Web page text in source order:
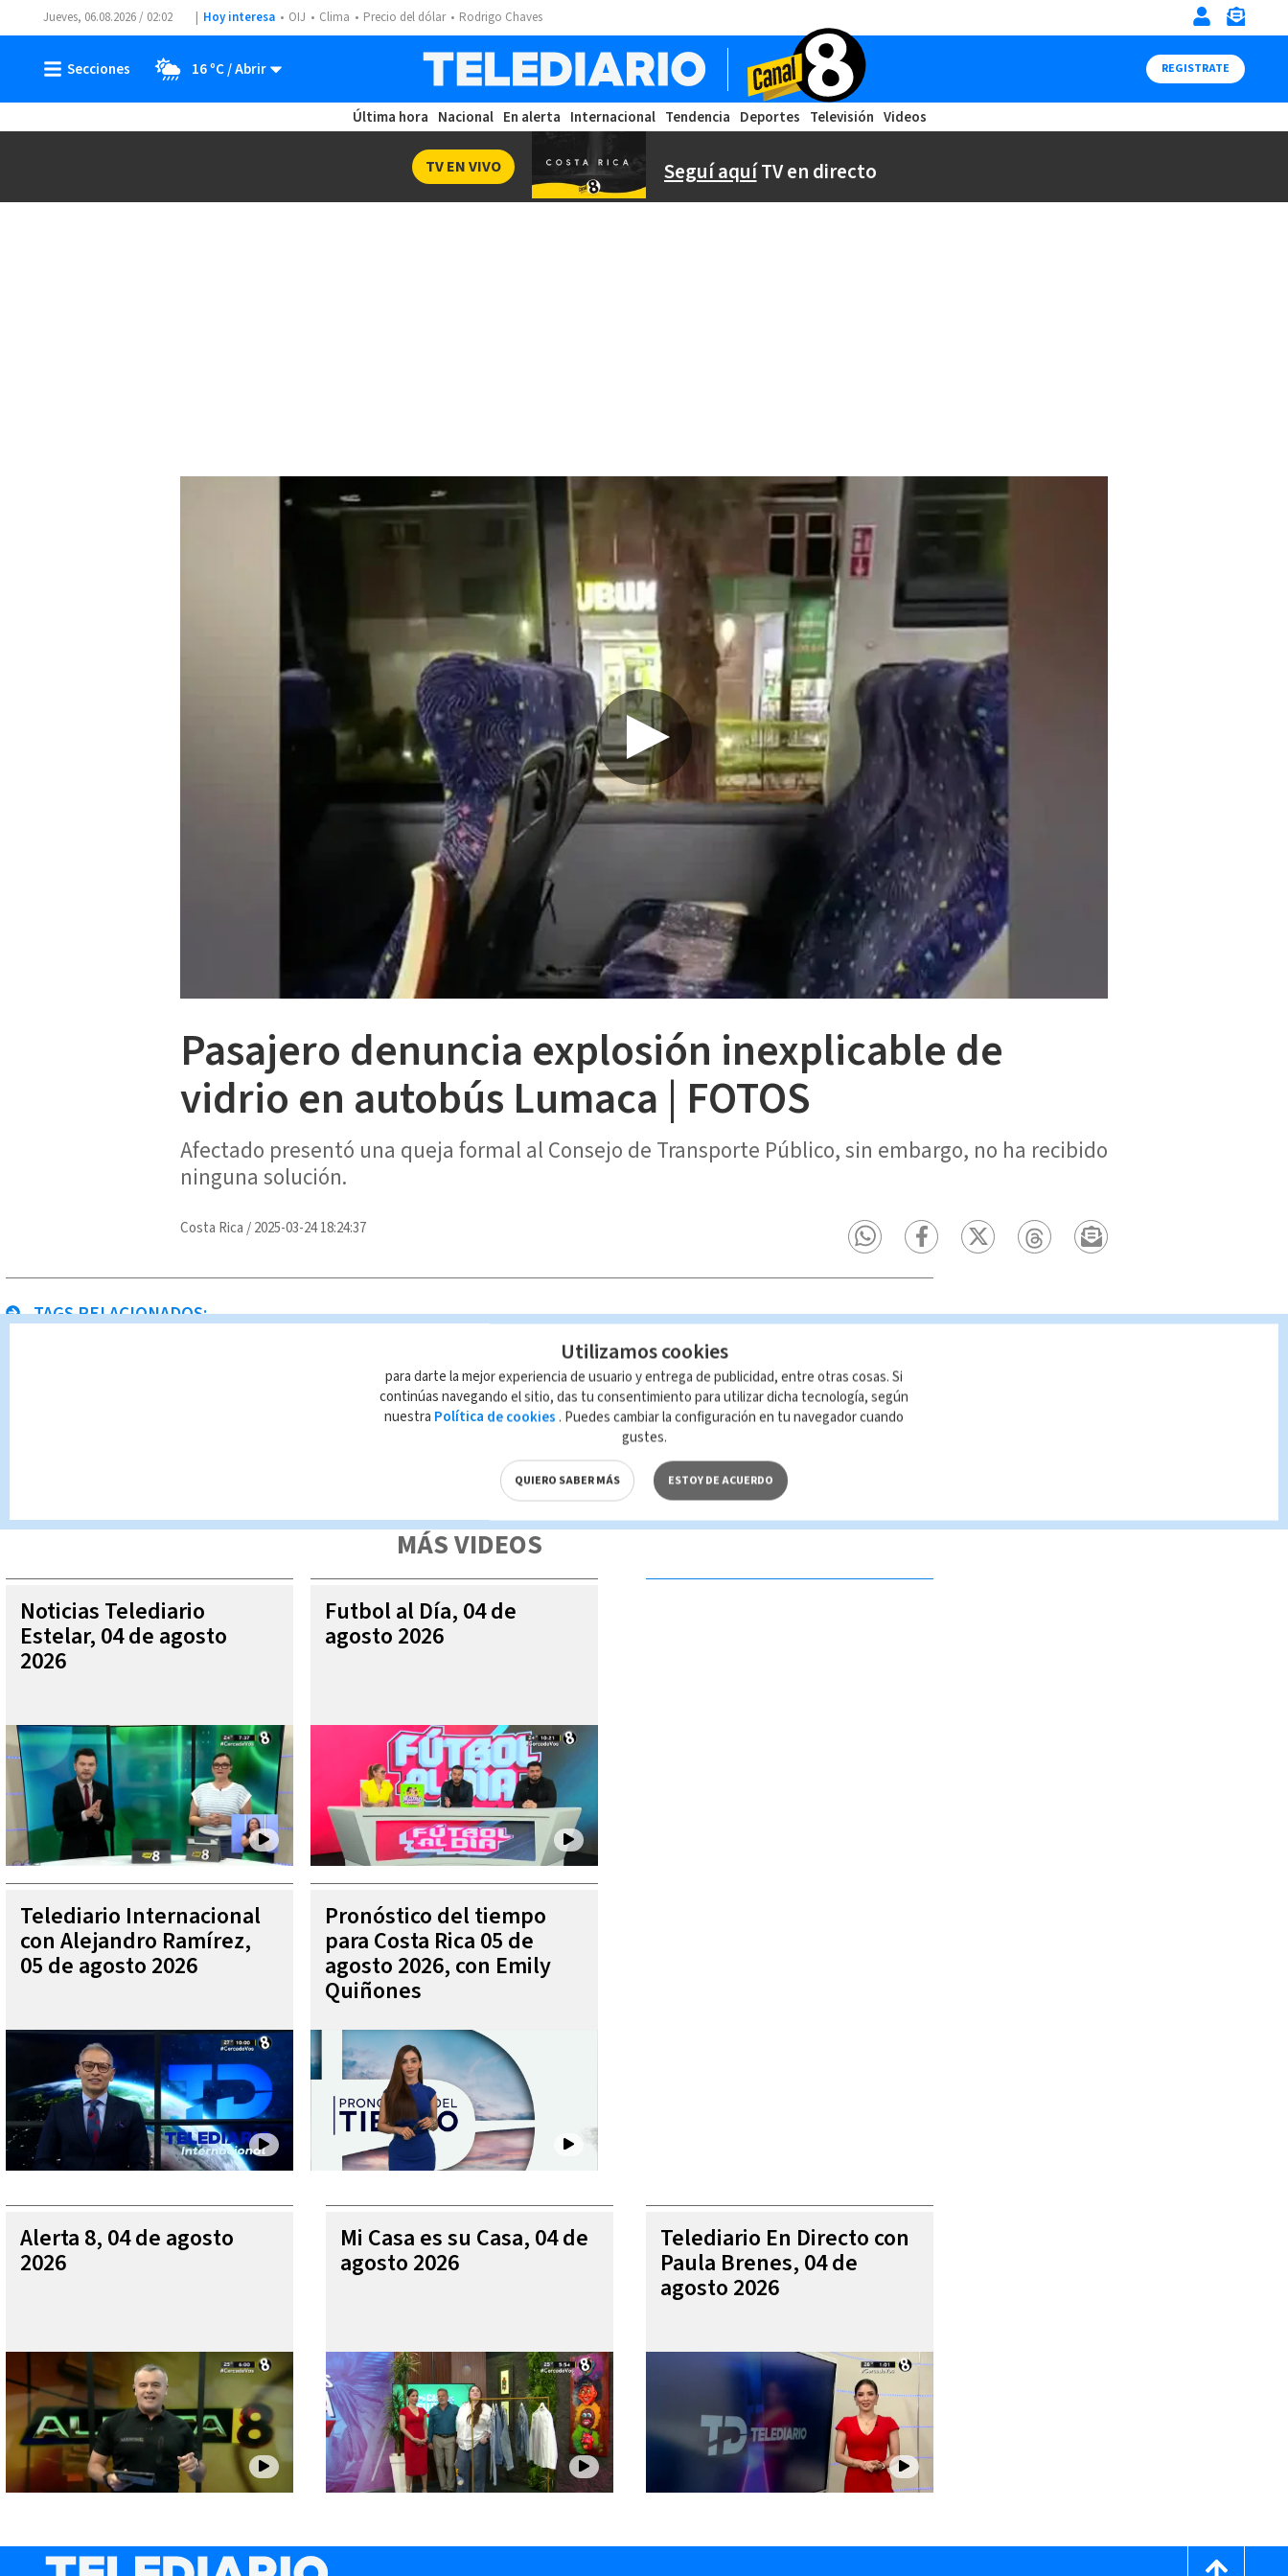
Jueves, 06.08.2026 / 02:02 Hoy interesa OIJ Clima Precio del dólar Rodrigo Chaves
16 ºC REGISTRATE
Última hora Nacional En alerta Internacional Tendencia Deportes Televisión Videos
Seguí aquíTV en directo
TV EN VIVO
Pasajero denuncia explosión inexplicable de
vidrio en autobús Lumaca | FOTOS
Afectado presentó una queja formal al Consejo de Transporte Público, sin embargo, no ha recibido
ninguna solución.
Costa Rica /2025-03-24 18:24:37
TAGS RELACIONADOS:
Queda prohibida la reproducción total o parcial del contenido de esta página, mismo que es propiedad de TELEDIARIO; su reproducción no
autorizada constituye una infracción y un delito de conformidad con las leyes aplicables.
MÁS VIDEOS
Noticias Telediario
Estelar, 04 de agosto
2026
Futbol al Día, 04 de
agosto 2026
Telediario Internacional
con Alejandro Ramírez,
05 de agosto 2026
Pronóstico del tiempo
para Costa Rica 05 de
agosto 2026, con Emily
Quiñones
Alerta 8, 04 de agosto
2026
Mi Casa es su Casa, 04 de
agosto 2026
Telediario En Directo con
Paula Brenes, 04 de
agosto 2026
Utilizamos cookies
para darte la mejor experiencia de usuario y entrega de publicidad, entre otras cosas. Si
continúas navegando el sitio, das tu consentimiento para utilizar dicha tecnología, según
nuestra Política de cookies . Puedes cambiar la configuración en tu navegador cuando
gustes.
QUIERO SABER MÁS ESTOY DE ACUERDO